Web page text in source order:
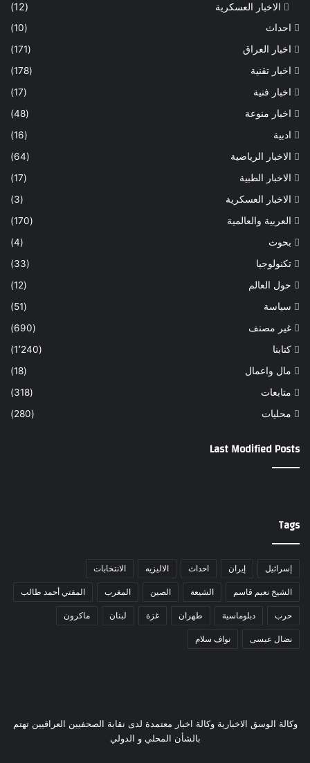
الاخبار العسكرية (12)
احداث
(10)
اخبار العراق
(171)
اخبار تقنية
(178)
اخبار فنية
(17)
اخبار منوعة
(48)
ادبية
(16)
الاخبار الرياضية
(64)
الاخبار الطبية
(17)
الاخبار العسكرية
(3)
العربية والعالمية
(170)
بحوث
(4)
تكنولوجيا
(33)
حول العالم
(12)
سياسة
(51)
غير مصنف
(690)
كتابنا
(1٬240)
مال واعمال
(18)
متابعات
(318)
محليات
(280)
Last Modified Posts
Tags
إسرائيل إيران احداث الاليزيه الانتخابات
الشيخ نعيم قاسم الشيعة الصين المغرب المفتي أحمد طالب
حرب دبلوماسية طهران غزة لبنان ماكرون
نضال عيسى نواف سلام
وكالة الوسق الاخبارية وكالة اخبار معتمدة لدى نقابة الصحفيين العراقيين تهتم
بالشأن المحلي و الدولي